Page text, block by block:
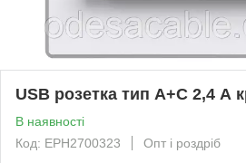
USB розетка тип А+С 2,4 А
В наявності
Код: EPH2700323
Опт і роздріб